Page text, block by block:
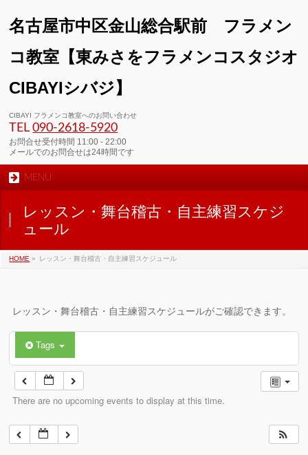
名古屋市中区金山総合駅前 フラメン
コ教室【東みさをフラメンコスタジオ
CIBAYIシバジ】
CIBAYI フラメンコ教室へのお問い合わせ
TEL090-2618‐5920
お問合せ受付時間 11:00 - 22:00
メールでのお問合せは24時間です
MENU
レッスン・舞台稽古・自主練習スケジ
ュール
HOME » レッスン・舞台稽古・自主練習スケジュール
レッスン・舞台稽古・自主練習スケジュールがご確認できます。
Tags
There are no upcoming events to display at this time.